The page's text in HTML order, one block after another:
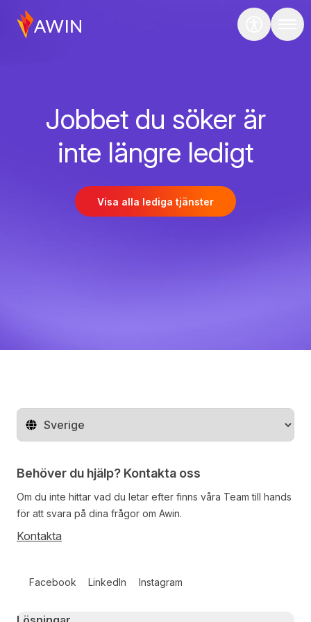
Jobbet du söker är
inte längre ledigt
Visa alla lediga tjänster
Byt land
Behöver du hjälp? Kontakta oss
Om du inte hittar vad du letar efter finns våra Team till hands
för att svara på dina frågor om Awin.
Kontakta
Facebook LinkedIn Instagram
Primary footer navigation